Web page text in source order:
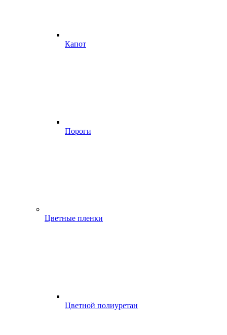
Капот
Пороги
Цветные пленки
Цветной полиуретан